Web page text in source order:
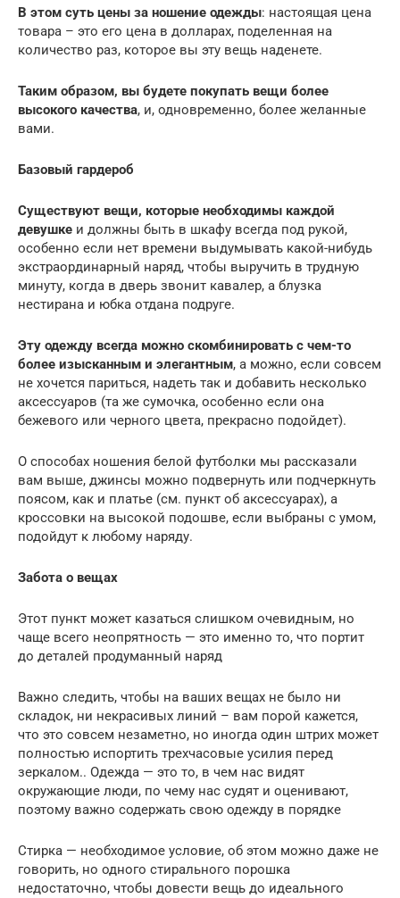
В этом суть цены за ношение одежды: настоящая цена
товара – это его цена в долларах, поделенная на
количество раз, которое вы эту вещь наденете.
Таким образом, вы будете покупать вещи более
высокого качества, и, одновременно, более желанные
вами.
Базовый гардероб
Существуют вещи, которые необходимы каждой
девушке и должны быть в шкафу всегда под рукой,
особенно если нет времени выдумывать какой-нибудь
экстраординарный наряд, чтобы выручить в трудную
минуту, когда в дверь звонит кавалер, а блузка
нестирана и юбка отдана подруге.
Эту одежду всегда можно скомбинировать с чем-то
более изысканным и элегантным, а можно, если совсем
не хочется париться, надеть так и добавить несколько
аксессуаров (та же сумочка, особенно если она
бежевого или черного цвета, прекрасно подойдет).
О способах ношения белой футболки мы рассказали
вам выше, джинсы можно подвернуть или подчеркнуть
поясом, как и платье (см. пункт об аксессуарах), а
кроссовки на высокой подошве, если выбраны с умом,
подойдут к любому наряду.
Забота о вещах
Этот пункт может казаться слишком очевидным, но
чаще всего неопрятность — это именно то, что портит
до деталей продуманный наряд
Важно следить, чтобы на ваших вещах не было ни
складок, ни некрасивых линий – вам порой кажется,
что это совсем незаметно, но иногда один штрих может
полностью испортить трехчасовые усилия перед
зеркалом.. Одежда — это то, в чем нас видят
окружающие люди, по чему нас судят и оценивают,
поэтому важно содержать свою одежду в порядке
Стирка — необходимое условие, об этом можно даже не
говорить, но одного стирального порошка
недостаточно, чтобы довести вещь до идеального